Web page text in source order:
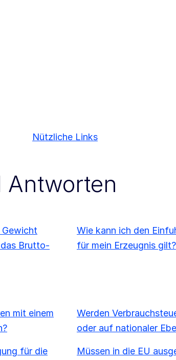
Nützliche Links
Antworten
Gewicht
Brutto-
Wie kann ich den
für mein Erzeugnis gilt?
mit einem
Werden
oder auf nationaler
für die
Müssen in die EU